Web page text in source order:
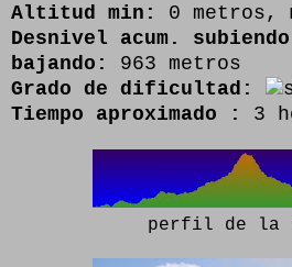
Altitud min:
0 metros,
Desnivel acum.
bajando:
963 metros
Grado de dificultad:
Tiempo aproximado : 3
perfil de la